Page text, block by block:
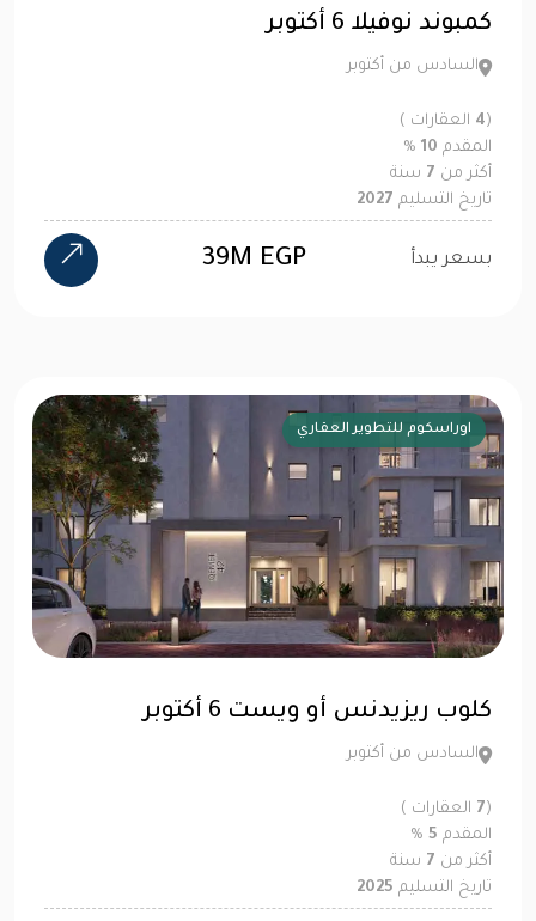
كمبوند نوفيلا 6 أكتوبر
السادس من أكتوبر
(
4 العقارات )
المقدم 10
%
أكثر من 7 سنة
تاريخ التسليم 2027
بسعر يبدأ 39M EGP
اوراسكوم للتطوير العقاري
كلوب ريزيدنس أو ويست 6 أكتوبر
السادس من أكتوبر
(
7 العقارات )
المقدم 5
%
أكثر من 7 سنة
تاريخ التسليم 2025